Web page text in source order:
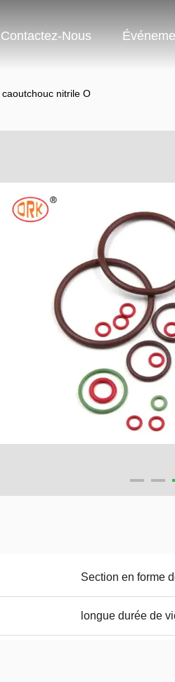
Contactez-Nous
nitrile O
Section en forme
longue durée de